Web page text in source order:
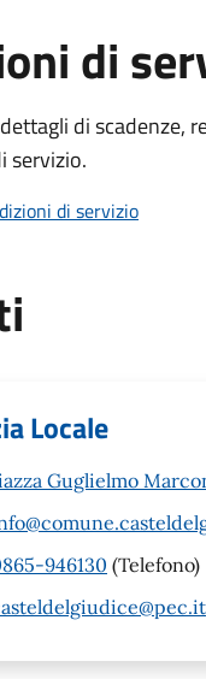
di
di scadenze,
servizio.
di servizio
Locale
Guglielmo
946130 (Telefono)